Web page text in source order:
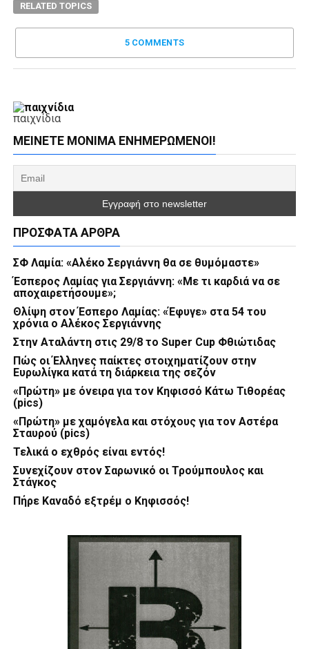
RELATED TOPICS
5 COMMENTS
παιχνίδια
ΜΕΊΝΕΤΕ ΜΌΝΙΜΑ ΕΝΗΜΕΡΏΜΕΝΟΙ!
ΠΡΌΣΦΑΤΑ ΆΡΘΡΑ
ΣΦ Λαμία: «Αλέκο Σεργιάννη θα σε θυμόμαστε»
Έσπερος Λαμίας για Σεργιάννη: «Με τι καρδιά να σε
αποχαιρετήσουμε»;
Θλίψη στον Έσπερο Λαμίας: «Έφυγε» στα 54 του
χρόνια ο Αλέκος Σεργιάννης
Στην Αταλάντη στις 29/8 το Super Cup Φθιώτιδας
Πώς οι Έλληνες παίκτες στοιχηματίζουν στην
Ευρωλίγκα κατά τη διάρκεια της σεζόν
«Πρώτη» με όνειρα για τον Κηφισσό Κάτω Τιθορέας
(pics)
«Πρώτη» με χαμόγελα και στόχους για τον Αστέρα
Σταυρού (pics)
Τελικά ο εχθρός είναι εντός!
Συνεχίζουν στον Σαρωνικό οι Τρούμπουλος και
Στάγκος
Πήρε Καναδό εξτρέμ ο Κηφισσός!